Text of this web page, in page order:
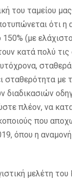
του ταμείου
ότι η
150% (με
κατά πολύ
σταθερότητα με
διαδικασιών
πλέον, να
που
όπου η
μελέτη